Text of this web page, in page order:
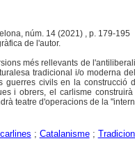
núm. 14 (2021) , p. 179-195
de l'autor.
més rellevants de
tradicional i/o moderna
guerres civils en la construcció
i obrers, el carlisme
teatre d'operacions de la
; Catalanisme;